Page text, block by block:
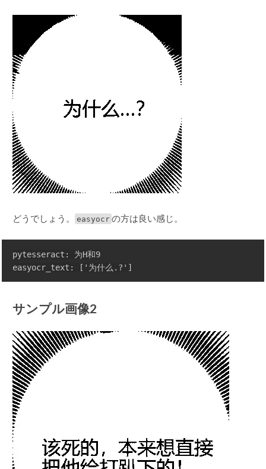
どうでしょう。 easyocr の方は良い感じ。
pytesseract: 为H和9
サンプル画像2